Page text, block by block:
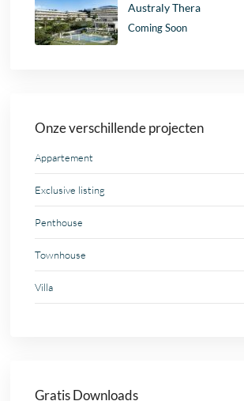
Australy Thera
Coming Soon
Onze verschillende projecten
Appartement
Exclusive listing
Penthouse
Townhouse
Villa
Gratis Downloads